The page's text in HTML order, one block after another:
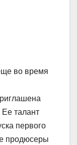
во время
талант
первого
продюсеры